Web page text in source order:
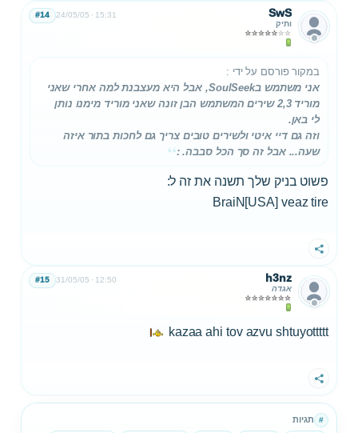
SwS
ותיק
24/05/05 15:31
#14
במקור פורסם על ידי :
אני משתמש בSoulSeek, אבל היא מעצבנת למה אחרי שאני
מוריד 2,3 שירים המשתמש הבן זונה שאני מוריד מימנו נותן
לי באן.
וזה גם דיי איטי ולשירים טובים צריך גם לחכות בתור איזה
שעה... אבל זה סך הכל סבבה. :
פשוט בניק שלך תשנה את זה ל:
BraiN[USA] veaz tire
שתף
h3nz
אגדה
31/05/05 12:50
#15
kazaa ahi tov azvu shtuyottttt
שתף
# תגיות